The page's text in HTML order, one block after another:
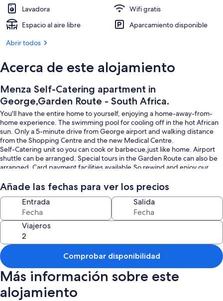
1 dormitorio, tabla de planchar con
Lavadora
Wifi gratis
Espacio al aire libre
Aparcamiento disponible
Abrir todos
Acerca de este alojamiento
Menza Self-Catering apartment in
George,Garden Route - South Africa.
You'll have the entire home to yourself, enjoying a home-away-from-
home experience. The swimming pool for cooling off in the hot African
sun. Only a 5-minute drive from George airport and walking distance
from the Shopping Centre and the new Medical Centre.
Self-Catering unit so you can cook or barbecue,just like home. Airport
shuttle can be arranged. Special tours in the Garden Route can also be
arranged. Card payment facilities available.So rewind and enjoy our
know in advanced by email so we can book.
Añade las fechas para ver los precios
Entrada Salida
Viajeros
Comprobar disponibilidad
Más información sobre este
alojamiento